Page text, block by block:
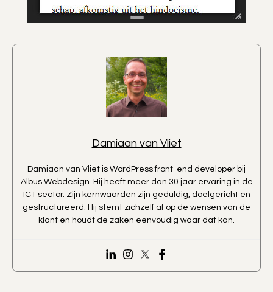
Damiaan van Vliet
Damiaan van Vliet is WordPress front-end developer bij
Albus Webdesign. Hij heeft meer dan 30 jaar ervaring in de
ICT sector. Zijn kernwaarden zijn geduldig, doelgericht en
gestructureerd. Hij stemt zichzelf af op de wensen van de
klant en houdt de zaken eenvoudig waar dat kan.